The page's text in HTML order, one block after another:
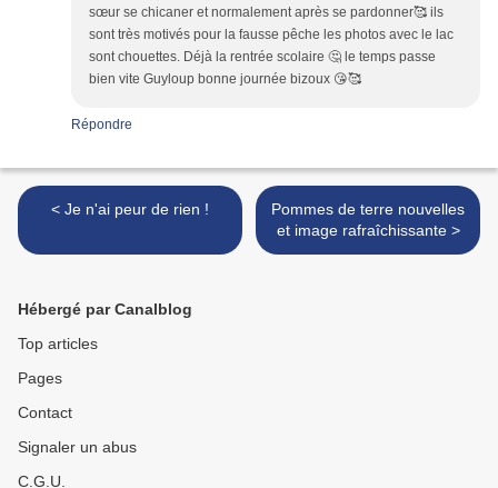
sœur se chicaner et normalement après se pardonner🥰 ils
sont très motivés pour la fausse pêche les photos avec le lac
sont chouettes. Déjà la rentrée scolaire 🤔 le temps passe
bien vite Guyloup bonne journée bizoux 😘🥰
Répondre
< Je n'ai peur de rien !
Pommes de terre nouvelles
et image rafraîchissante >
Hébergé par Canalblog
Top articles
Pages
Contact
Signaler un abus
C.G.U.